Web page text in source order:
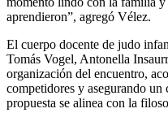
aprendieron”, agregó Vélez.
El cuerpo docente de judo
Tomás Vogel, Antonella
organización del encuentro,
competidores y asegurando
propuesta se alinea con la